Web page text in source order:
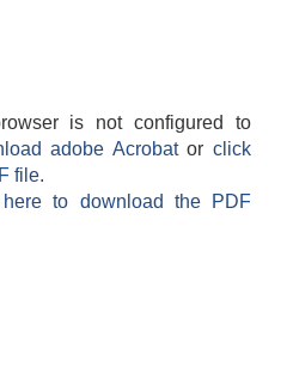
is not configured to
adobe Acrobatorclick
file.
to download the PDF